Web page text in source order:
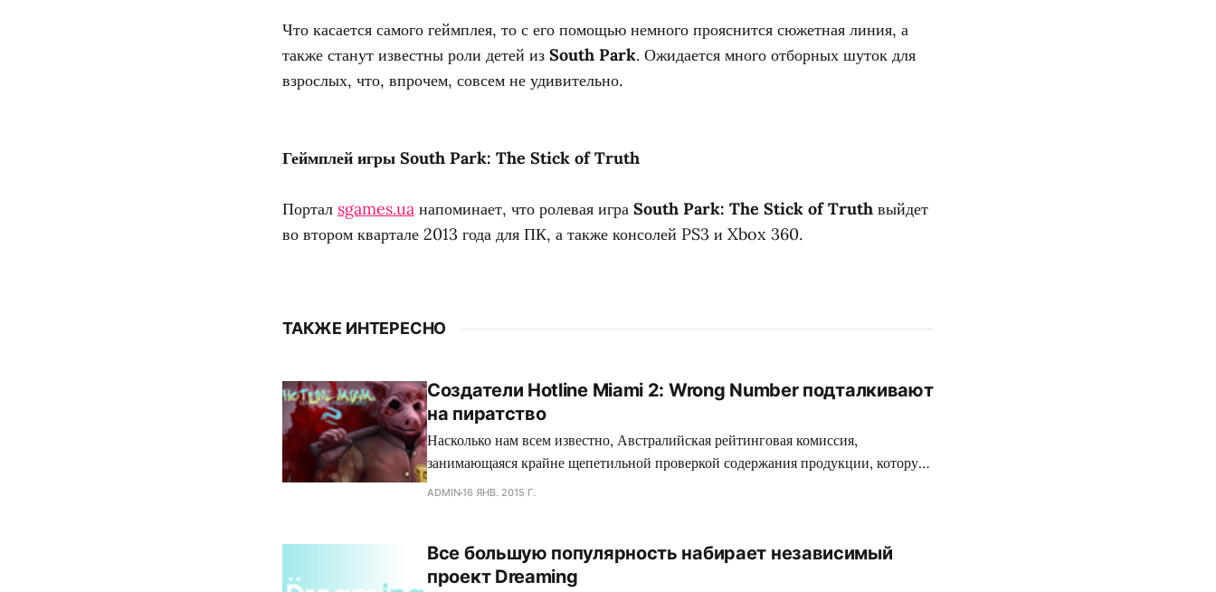
Что касается самого геймплея, то с его помощью немного прояснится сюжетная линия, а
также станут известны роли детей из South Park. Ожидается много отборных шуток для
взрослых, что, впрочем, совсем не удивительно.
Геймплей игры South Park: The Stick of Truth
Портал sgames.ua напоминает, что ролевая игра South Park: The Stick of Truth выйдет
во втором квартале 2013 года для ПК, а также консолей PS3 и Xbox 360.
ТАКЖЕ ИНТЕРЕСНО
Создатели Hotline Miami 2: Wrong Number подталкивают
на пиратство
Насколько нам всем известно, Австралийская рейтинговая комиссия,
занимающаяся крайне щепетильной проверкой содержания продукции, которую
производит современная игровая индустрия, подвергает жесткой цензуре
зеленного континента. Так сказать, под нож могло попасть свежее творение
коллектива Dennaton
ADMIN16 ЯНВ. 2015 Г.
Все большую популярность набирает независимый
проект Dreaming